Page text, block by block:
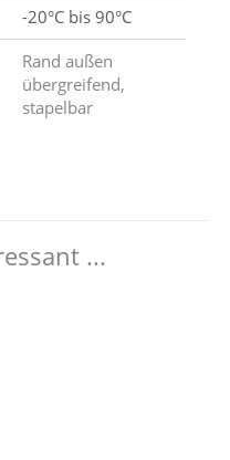
-20°C bis 90°C
Rand außen
übergreifend,
stapelbar
...